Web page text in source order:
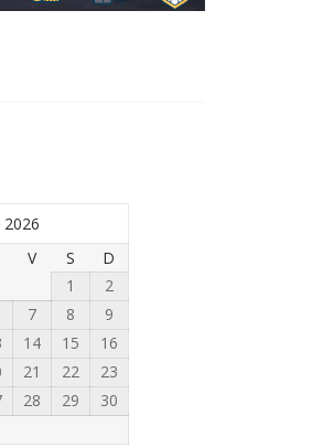
V S
D
1
2
7 8
9
14 15
16
21 22
23
28 29
30